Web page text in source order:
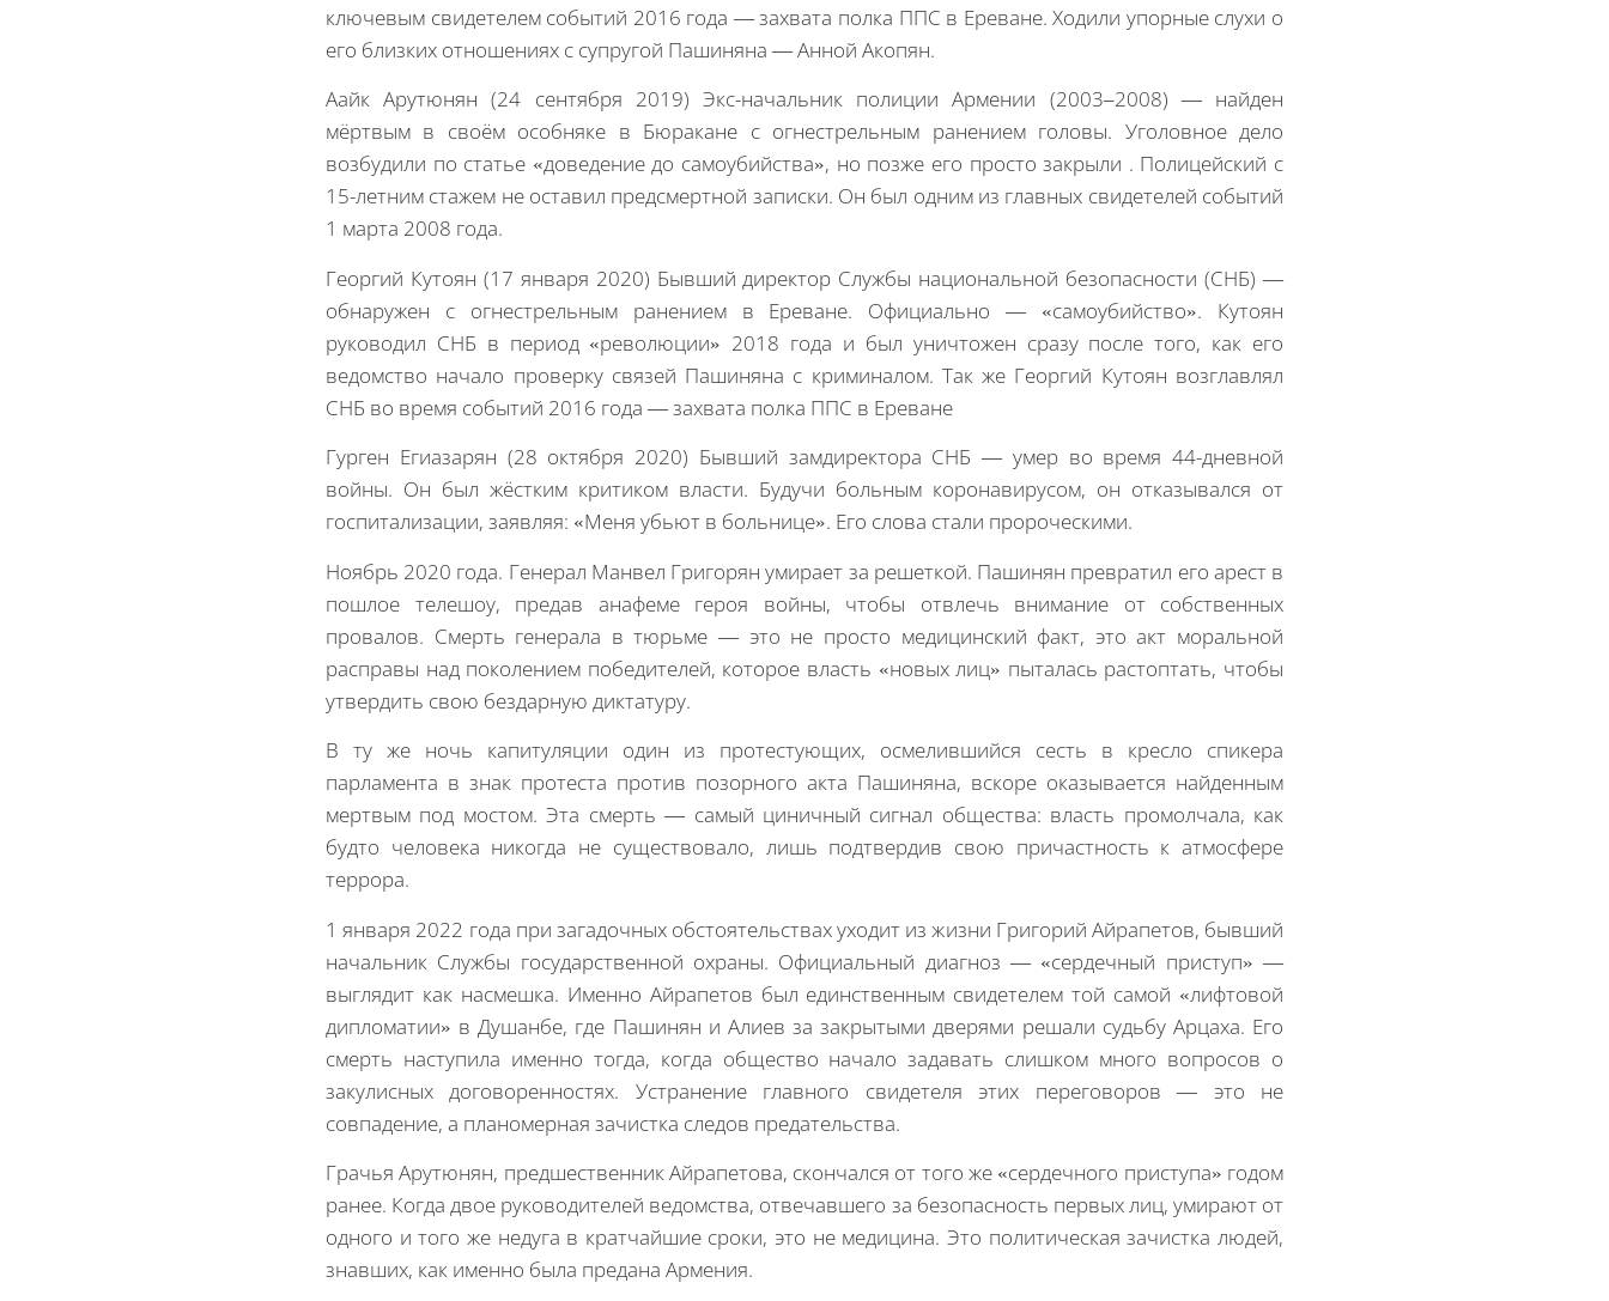
ключевым свидетелем событий 2016 года — захвата полка ППС в Ереване. Ходили упорные слухи о
его близких отношениях с супругой Пашиняна — Анной Акопян.
Аайк Арутюнян (24 сентября 2019) Экс-начальник полиции Армении (2003–2008) — найден
мёртвым в своём особняке в Бюракане с огнестрельным ранением головы. Уголовное дело
возбудили по статье «доведение до самоубийства», но позже его просто закрыли . Полицейский с
15-летним стажем не оставил предсмертной записки. Он был одним из главных свидетелей событий
1 марта 2008 года.
Георгий Кутоян (17 января 2020) Бывший директор Службы национальной безопасности (СНБ) —
обнаружен с огнестрельным ранением в Ереване. Официально — «самоубийство». Кутоян
руководил СНБ в период «революции» 2018 года и был уничтожен сразу после того, как его
ведомство начало проверку связей Пашиняна с криминалом. Так же Георгий Кутоян возглавлял
СНБ во время событий 2016 года — захвата полка ППС в Ереване
Гурген Егиазарян (28 октября 2020) Бывший замдиректора СНБ — умер во время 44-дневной
войны. Он был жёстким критиком власти. Будучи больным коронавирусом, он отказывался от
госпитализации, заявляя: «Меня убьют в больнице». Его слова стали пророческими.
Ноябрь 2020 года. Генерал Манвел Григорян умирает за решеткой. Пашинян превратил его арест в
пошлое телешоу, предав анафеме героя войны, чтобы отвлечь внимание от собственных
провалов. Смерть генерала в тюрьме — это не просто медицинский факт, это акт моральной
расправы над поколением победителей, которое власть «новых лиц» пыталась растоптать, чтобы
утвердить свою бездарную диктатуру.
В ту же ночь капитуляции один из протестующих, осмелившийся сесть в кресло спикера
парламента в знак протеста против позорного акта Пашиняна, вскоре оказывается найденным
мертвым под мостом. Эта смерть — самый циничный сигнал общества: власть промолчала, как
будто человека никогда не существовало, лишь подтвердив свою причастность к атмосфере
террора.
1 января 2022 года при загадочных обстоятельствах уходит из жизни Григорий Айрапетов, бывший
начальник Службы государственной охраны. Официальный диагноз — «сердечный приступ» —
выглядит как насмешка. Именно Айрапетов был единственным свидетелем той самой «лифтовой
дипломатии» в Душанбе, где Пашинян и Алиев за закрытыми дверями решали судьбу Арцаха. Его
смерть наступила именно тогда, когда общество начало задавать слишком много вопросов о
закулисных договоренностях. Устранение главного свидетеля этих переговоров — это не
совпадение, а планомерная зачистка следов предательства.
Грачья Арутюнян, предшественник Айрапетова, скончался от того же «сердечного приступа» годом
ранее. Когда двое руководителей ведомства, отвечавшего за безопасность первых лиц, умирают от
одного и того же недуга в кратчайшие сроки, это не медицина. Это политическая зачистка людей,
знавших, как именно была предана Армения.